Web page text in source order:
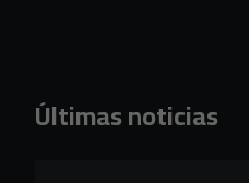
Últimas noticias